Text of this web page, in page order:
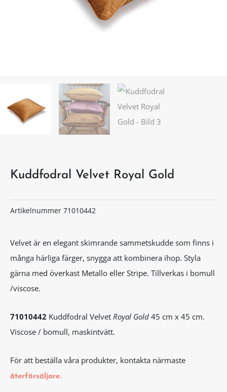
Kuddfodral Velvet Royal Gold
Artikelnummer 71010442
Velvet är en elegant skimrande sammetskudde som finns i
många härliga färger, snygga att kombinera ihop. Styla
gärna med överkast Metallo eller Stripe. Tillverkas i bomull
/viscose.
71010442 Kuddfodral Velvet Royal Gold 45 cm x 45 cm.
Viscose / bomull, maskintvätt.
För att beställa våra produkter, kontakta närmaste
återförsäljare.